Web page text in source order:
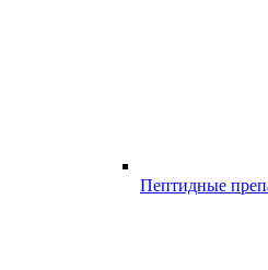
Пептидные